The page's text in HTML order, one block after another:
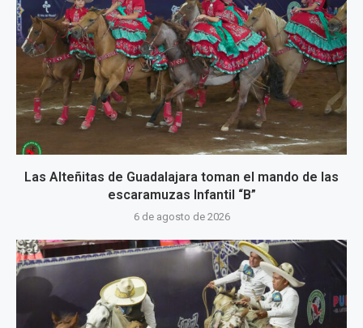
Las Alteñitas de Guadalajara toman el mando de las
escaramuzas Infantil “B”
6 de agosto de 2026